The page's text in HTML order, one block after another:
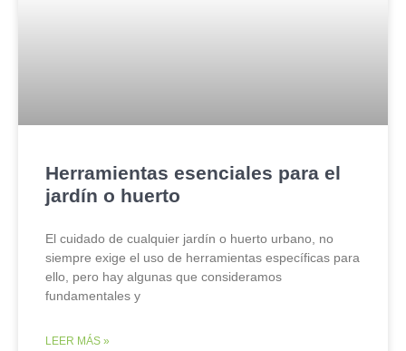
Herramientas esenciales para el
jardín o huerto
El cuidado de cualquier jardín o huerto urbano, no
siempre exige el uso de herramientas específicas para
ello, pero hay algunas que consideramos
fundamentales y
LEER MÁS »